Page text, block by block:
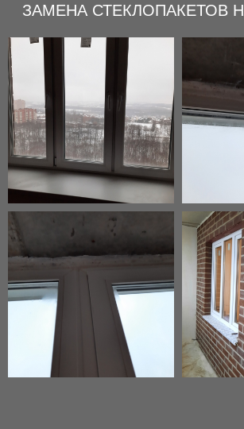
ЗАМЕНА СТЕКЛОПАКЕТОВ